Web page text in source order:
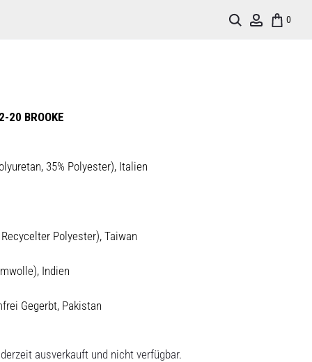
0
Account
Search
20 BROOKE
35% Polyester), Italien
Polyester), Taiwan
Indien
Gegerbt, Pakistan
ausverkauft und nicht verfügbar.